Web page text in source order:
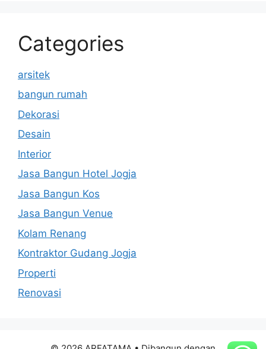
Categories
arsitek
bangun rumah
Dekorasi
Desain
Interior
Jasa Bangun Hotel Jogja
Jasa Bangun Kos
Jasa Bangun Venue
Kolam Renang
Kontraktor Gudang Jogja
Properti
Renovasi